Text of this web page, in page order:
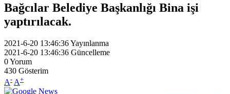
Bağcılar Belediye Başkanlığı Bina işi
yaptırılacak.
2021-6-20 13:46:36Yayınlanma
2021-6-20 13:46:36 Güncelleme
0Yorum
430 Gösterim
A- A+